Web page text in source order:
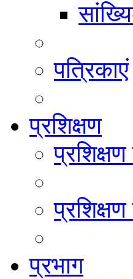
पत्रिकाएं
प्रशिक्षण
प्रभाग